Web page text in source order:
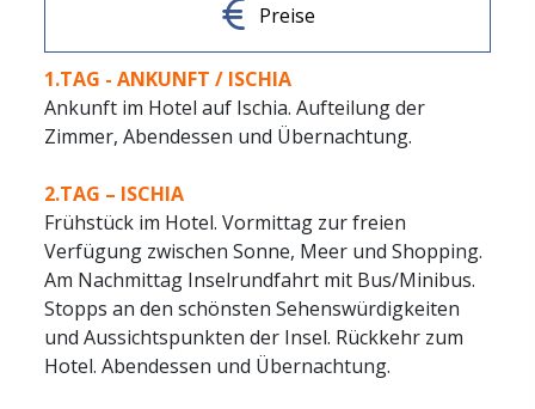
Preise
1.TAG - ANKUNFT / ISCHIA
Ankunft im Hotel auf Ischia. Aufteilung der
Zimmer, Abendessen und Übernachtung.
2.TAG – ISCHIA
Frühstück im Hotel. Vormittag zur freien
Verfügung zwischen Sonne, Meer und Shopping.
Am Nachmittag Inselrundfahrt mit Bus/Minibus.
Stopps an den schönsten Sehenswürdigkeiten
und Aussichtspunkten der Insel. Rückkehr zum
Hotel. Abendessen und Übernachtung.